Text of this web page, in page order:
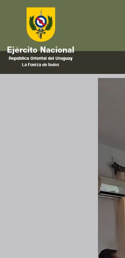
UNMEM
Curso de